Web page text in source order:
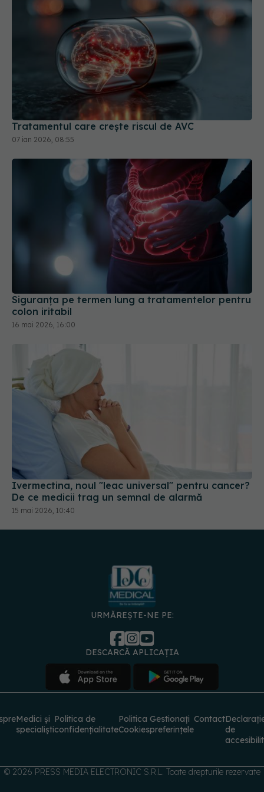
Tratamentul care crește riscul de AVC
07 ian 2026, 08:55
Siguranța pe termen lung a tratamentelor pentru
colon iritabil
16 mai 2026, 16:00
Ivermectina, noul "leac universal" pentru cancer?
De ce medicii trag un semnal de alarmă
15 mai 2026, 10:40
URMĂREȘTE-NE PE:
DESCARCĂ APLICAȚIA
Medici și
specialiști
Politica de
confidențialitate
Politica
Cookies
Gestionați
preferințele
Contact
de
© 2026 PRESS MEDIA ELECTRONIC S.R.L. Toate drepturile rezervate